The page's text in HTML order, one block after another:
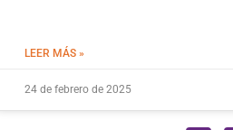
LEER MÁS »
24 de febrero de 2025